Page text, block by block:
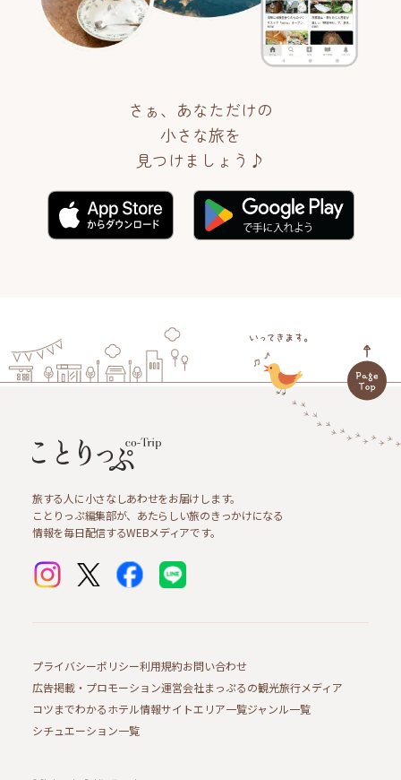
さぁ、あなただけの
小さな旅を
見つけましょう♪
旅する人に小さなしあわせをお届けします。
ことりっぷ編集部が、あたらしい旅のきっかけになる
情報を毎日配信するWEBメディアです。
プライバシーポリシー利用規約お問い合わせ
広告掲載・プロモーション運営会社まっぷるの観光旅行メディア
コツまでわかるホテル情報サイトエリア一覧ジャンル一覧
シチュエーション一覧